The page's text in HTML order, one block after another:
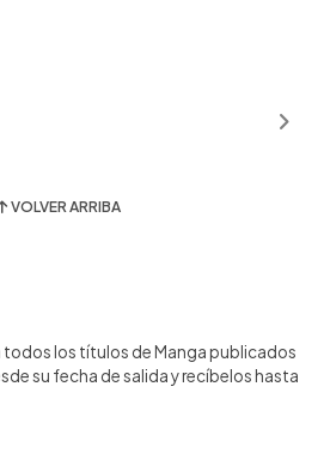
VOLVER ARRIBA
todos los títulos de Manga publicados
su fecha de salida y recíbelos hasta